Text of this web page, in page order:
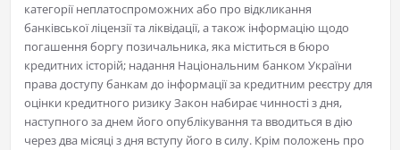
категорії неплатоспроможних або про відкликання
банківської ліцензії та ліквідації, а також інформацію щодо
погашення боргу позичальника, яка міститься в бюро
кредитних історій; надання Національним банком України
права доступу банкам до інформації за кредитним реєстру для
оцінки кредитного ризику Закон набирає чинності з дня,
наступного за днем його опублікування та вводиться в дію
через два місяці з дня вступу його в силу. Крім положень про